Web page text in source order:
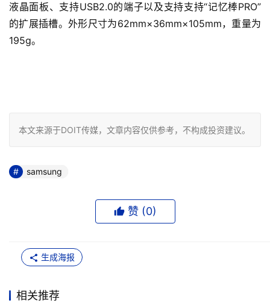
液晶面板、支持USB2.0的端子以及支持支持“记忆棒PRO”
的扩展插槽。外形尺寸为62mm×36mm×105mm，重量为
195g。
本文来源于DOIT传媒，文章内容仅供参考，不构成投资建议。
samsung
赞 (0)
生成海报
相关推荐